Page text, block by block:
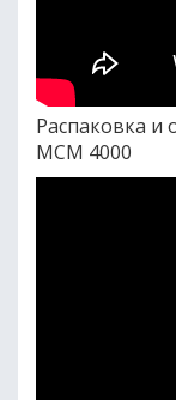
Распаковка и
MCM 4000